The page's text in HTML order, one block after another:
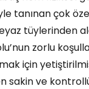
tanınan çok
tüylerinden
zorlu
için
sakin ve